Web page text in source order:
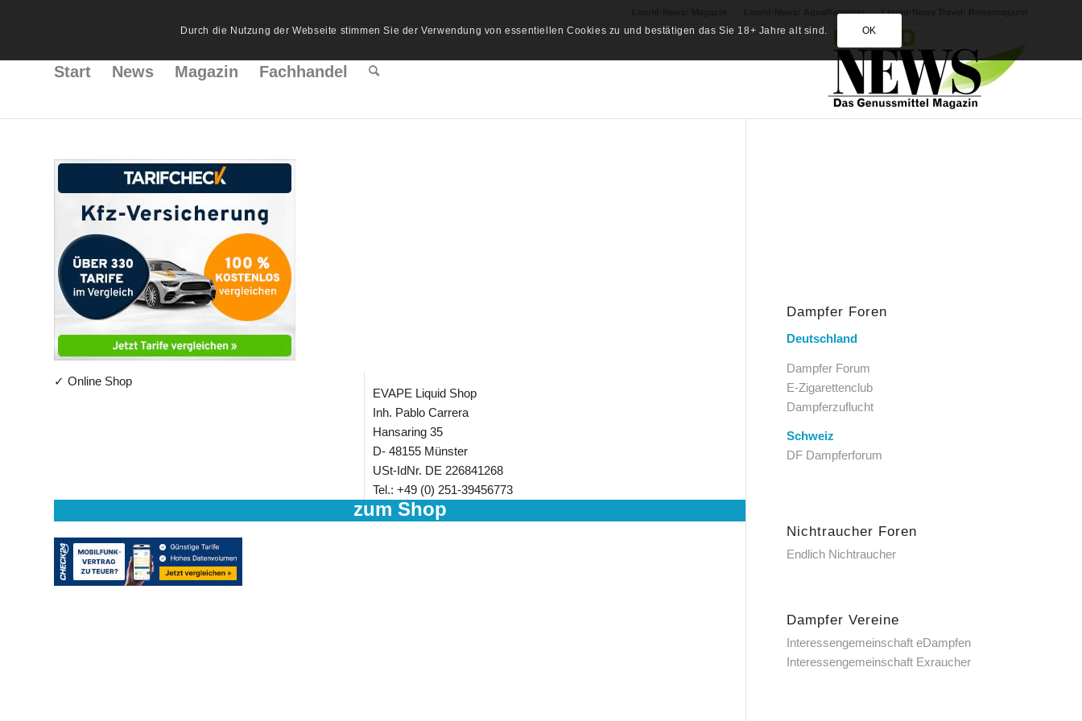
Liquid-News: AquaRatgeber Liquid-News Travel: Reisemagazin
Start News Magazin Fachhandel
✓ Online Shop
EVAPE Liquid Shop
Inh. Pablo Carrera
Hansaring 35
D- 48155 Münster
USt-IdNr. DE 226841268
Tel.: +49 (0) 251-39456773
zum Shop
Dampfer Foren
Deutschland
Dampfer Forum
E-Zigarettenclub
Dampferzuflucht
Schweiz
DF Dampferforum
Nichtraucher Foren
Endlich Nichtraucher
Dampfer Vereine
Interessengemeinschaft eDampfen
Interessengemeinschaft Exraucher
Durch die Nutzung der Webseite stimmen Sie der Verwendung von essentiellen Cookies zu und bestätigen das Sie 18+ Jahre alt sind. OK